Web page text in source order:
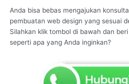
Anda bisa bebas mengajukan
pembuatan web design yang sesuai
Silahkan klik tombol di bawah dan
seperti apa yang Anda inginkan?